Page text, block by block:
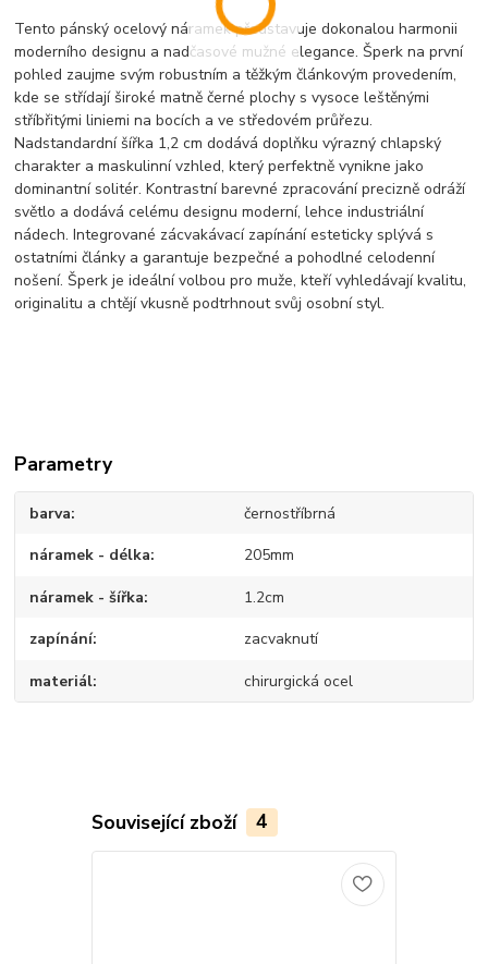
Tento pánský ocelový náramek představuje dokonalou harmonii
moderního designu a nadčasové mužné elegance. Šperk na první
pohled zaujme svým robustním a těžkým článkovým provedením,
kde se střídají široké matně černé plochy s vysoce leštěnými
stříbřitými liniemi na bocích a ve středovém průřezu.
Nadstandardní šířka 1,2 cm dodává doplňku výrazný chlapský
charakter a maskulinní vzhled, který perfektně vynikne jako
dominantní solitér. Kontrastní barevné zpracování precizně odráží
světlo a dodává celému designu moderní, lehce industriální
nádech. Integrované zácvakávací zapínání esteticky splývá s
ostatními články a garantuje bezpečné a pohodlné celodenní
nošení. Šperk je ideální volbou pro muže, kteří vyhledávají kvalitu,
originalitu a chtějí vkusně podtrhnout svůj osobní styl.
Parametry
barva černostříbrná
náramek - délka 205mm
náramek - šířka 1.2cm
zapínání zacvaknutí
materiál chirurgická ocel
Související zboží 4